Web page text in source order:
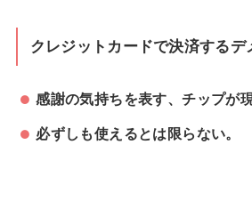
クレジットカードで決済するデ
感謝の気持ちを表す、チップが
必ずしも使えるとは限らない。